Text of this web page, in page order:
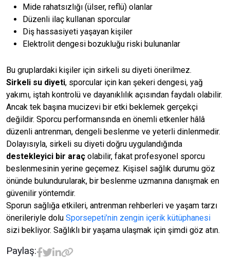
Mide rahatsızlığı (ülser, reflü) olanlar
Düzenli ilaç kullanan sporcular
Diş hassasiyeti yaşayan kişiler
Elektrolit dengesi bozukluğu riski bulunanlar
Bu gruplardaki kişiler için sirkeli su diyeti önerilmez.
Sirkeli su diyeti, sporcular için kan şekeri dengesi, yağ
yakımı, iştah kontrolü ve dayanıklılık açısından faydalı olabilir.
Ancak tek başına mucizevi bir etki beklemek gerçekçi
değildir. Sporcu performansında en önemli etkenler hâlâ
düzenli antrenman, dengeli beslenme ve yeterli dinlenmedir.
Dolayısıyla, sirkeli su diyeti doğru uygulandığında
destekleyici bir araç olabilir, fakat profesyonel sporcu
beslenmesinin yerine geçemez. Kişisel sağlık durumu göz
önünde bulundurularak, bir beslenme uzmanına danışmak en
güvenilir yöntemdir.
Sporun sağlığa etkileri, antrenman rehberleri ve yaşam tarzı
önerileriyle dolu Sporsepeti’nin zengin içerik kütüphanesi
sizi bekliyor. Sağlıklı bir yaşama ulaşmak için şimdi göz atın.
Paylaş: